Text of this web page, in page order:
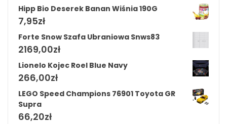
Hipp Bio Deserek Banan Wiśnia 190G
7,95zł
Forte Snow Szafa Ubraniowa Snws83
2169,00zł
Lionelo Kojec Roel Blue Navy
266,00zł
LEGO Speed Champions 76901 Toyota GR
Supra
66,20zł